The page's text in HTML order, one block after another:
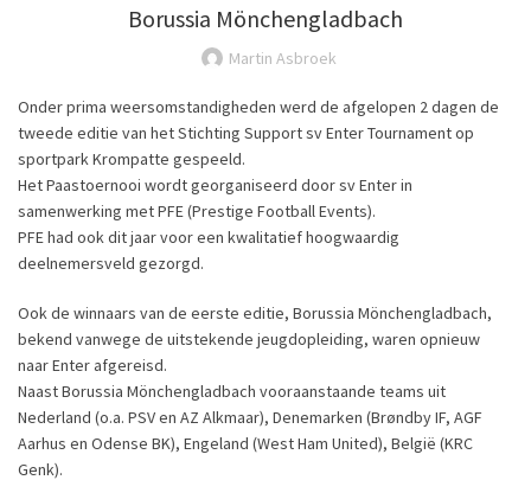
Borussia Mönchengladbach
Martin Asbroek
Onder prima weersomstandigheden werd de afgelopen 2 dagen de
tweede editie van hetStichting Support sv Enter Tournamentop
sportpark Krompatte gespeeld.
Het Paastoernooi wordt georganiseerd door sv Enter in
samenwerking met PFE (Prestige Football Events).
PFE had ook dit jaar voor een kwalitatief hoogwaardig
deelnemersveld gezorgd.
Ook de winnaars van de eerste editie, Borussia Mönchengladbach,
bekend vanwege de uitstekende jeugdopleiding, waren opnieuw
naar Enter afgereisd.
Naast Borussia Mönchengladbach vooraanstaande teams uit
Nederland (o.a. PSV en AZ Alkmaar), Denemarken (Brøndby IF, AGF
Aarhus en Odense BK), Engeland (West Ham United), België (KRC
Genk).